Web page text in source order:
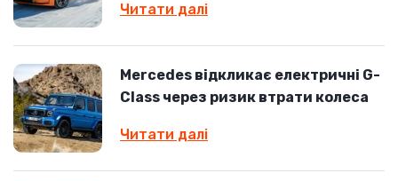
Читати далі
Mercedes відкликає електричні G-
Class через ризик втрати колеса
Читати далі